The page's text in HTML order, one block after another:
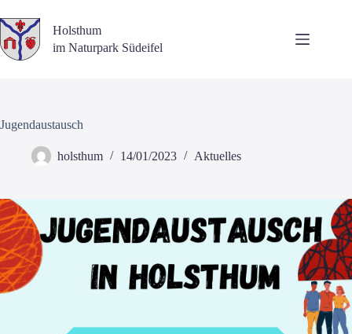
Inhalt
springen
Holsthum
im Naturpark Südeifel
Jugendaustausch
holsthum 14/01/2023 Aktuelles